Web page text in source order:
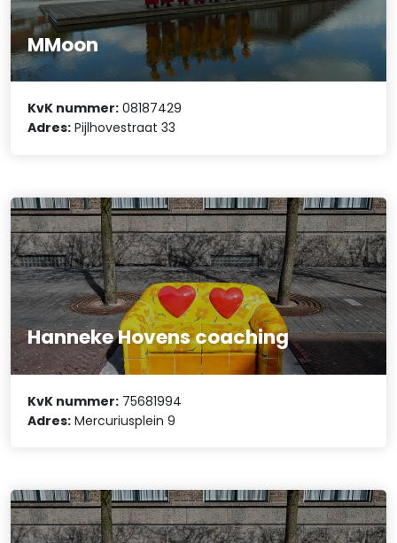
MMoon
KvK nummer: 08187429
Adres: Pijlhovestraat 33
Hanneke Hovens coaching
KvK nummer: 75681994
Adres: Mercuriusplein 9